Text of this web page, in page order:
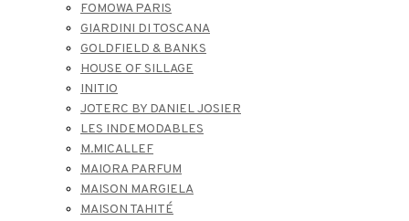
FOMOWA PARIS
GIARDINI DI TOSCANA
GOLDFIELD & BANKS
HOUSE OF SILLAGE
INITIO
JOTERC BY DANIEL JOSIER
LES INDEMODABLES
M.MICALLEF
MAIORA PARFUM
MAISON MARGIELA
MAISON TAHITÉ